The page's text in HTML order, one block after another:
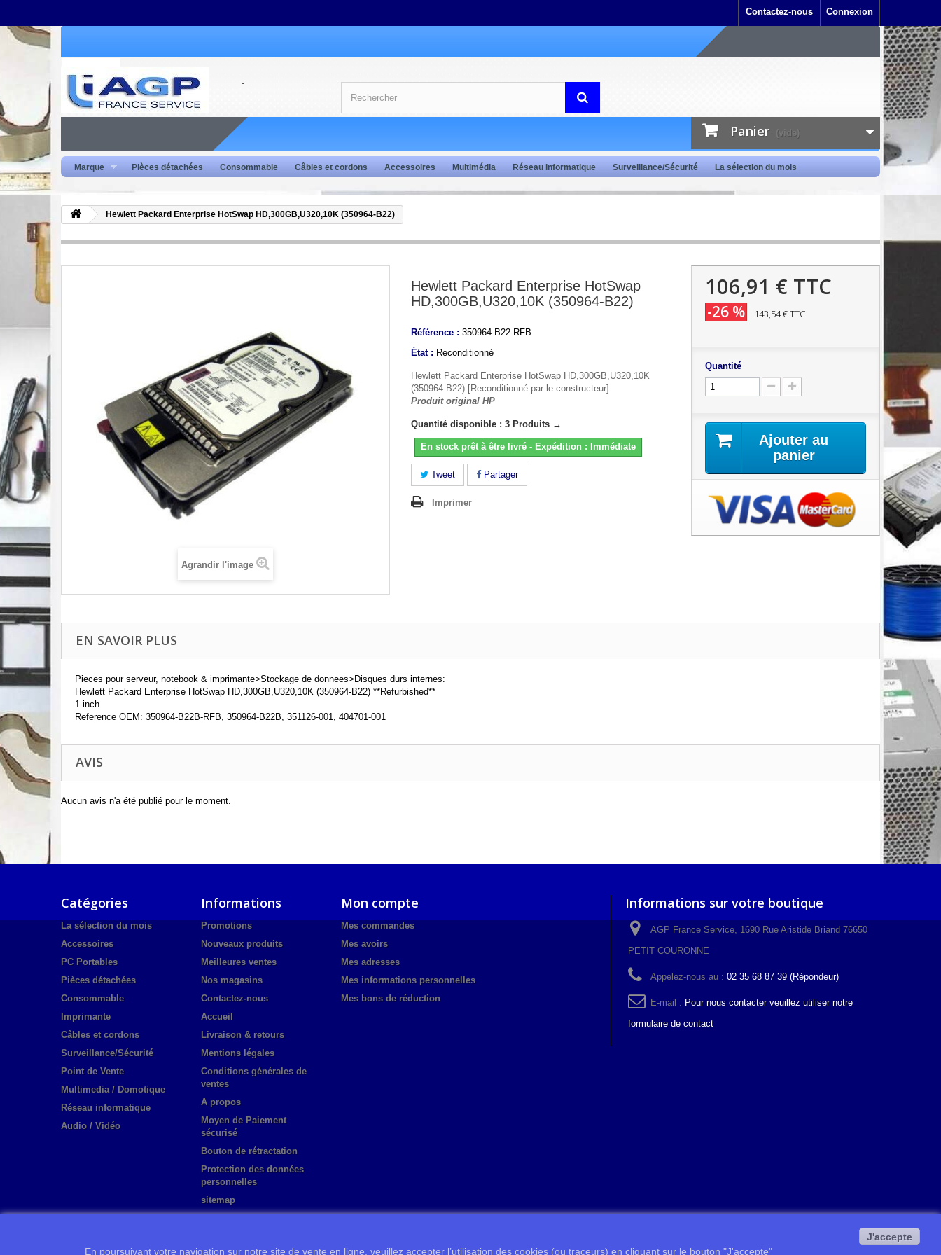
Connexion
Contactez-nous
Panier (vide)
Marque Pièces détachées Consommable Câbles et cordons Accessoires Multimédia Réseau informatique Surveillance/Sécurité La sélection du mois
Hewlett Packard Enterprise HotSwap HD,300GB,U320,10K (350964-B22)
Agrandir l'image
Hewlett Packard Enterprise HotSwap
HD,300GB,U320,10K (350964-B22)
Référence : 350964-B22-RFB
État : Reconditionné
Hewlett Packard Enterprise HotSwap HD,300GB,U320,10K
(350964-B22) [Reconditionné par le constructeur]
Produit original HP
Quantité disponible : 3 Produits →
En stock prêt à être livré - Expédition : Immédiate
Tweet Partager
Imprimer
106,91 € TTC
-26 % 143,54 €TTC
Quantité
Ajouter au
panier
EN SAVOIR PLUS
Pieces pour serveur, notebook & imprimante>Stockage de donnees>Disques durs internes:
Hewlett Packard Enterprise HotSwap HD,300GB,U320,10K (350964-B22) **Refurbished**
1-inch
Reference OEM: 350964-B22B-RFB, 350964-B22B, 351126-001, 404701-001
AVIS
Aucun avis n'a été publié pour le moment.
Catégories
La sélection du mois
Accessoires
PC Portables
Pièces détachées
Consommable
Imprimante
Câbles et cordons
Surveillance/Sécurité
Point de Vente
Multimedia / Domotique
Réseau informatique
Audio / Vidéo
Informations
Promotions
Nouveaux produits
Meilleures ventes
Nos magasins
Contactez-nous
Accueil
Livraison & retours
Mentions légales
Conditions générales de
ventes
A propos
Moyen de Paiement
sécurisé
Bouton de rétractation
Protection des données
personnelles
sitemap
Mon compte
Mes commandes
Mes avoirs
Mes adresses
Mes informations personnelles
Mes bons de réduction
Informations sur votre boutique
AGP France Service, 1690 Rue Aristide Briand 76650
PETIT COURONNE
Appelez-nous au : 02 35 68 87 39 (Répondeur)
E-mail : Pour nous contacter veuillez utiliser notre
formulaire de contact
En poursuivant votre navigation sur notre site de vente en ligne, veuillez accepter l’utilisation des cookies (ou traceurs) en cliquant sur le bouton "J'accepte"
J'accepte